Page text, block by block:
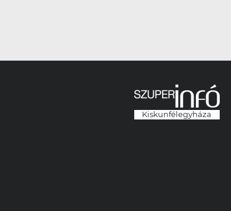
Kiskunfélegyháza